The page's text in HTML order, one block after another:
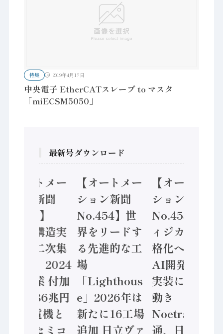
特集 2019年4月17日
中央電子 EtherCATスレーブ to マスタ
「miECSM5050」
最新号ダウンロード
【オートメー
ション新聞
No.455】
「経済構造実
態調査二次集
計結果」2024
年製造業 付加
価値額86兆円
/ 三菱電機と
ソニーセミコ
【オートメー
ション新聞
No.454】世
界をリードす
る先進的な工
場
「Lighthous
e」2026年は
新たに16工場
追加 日立ヴァ
【オートメー
ション新聞
No.453】フ
ィジカルAI本
格化へ 国産
AI開発や社会
実装に活発な
動き
Noetra、富士
通、日立 / 兵